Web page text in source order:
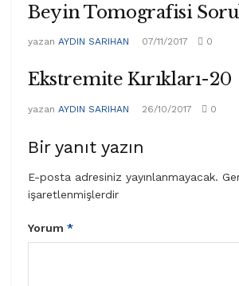
Beyin Tomografisi
yazan AYDIN SARIHAN 07/11/2017 0
Ekstremite Kırıkları-20
yazan AYDIN SARIHAN 26/10/2017 0
Bir yanıt yazın
E-posta adresiniz yayınlanmayacak.
işaretlenmişlerdir
Yorum *